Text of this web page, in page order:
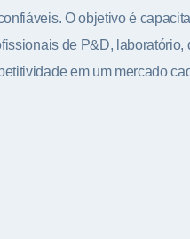
O objetivo é
de P&D,
em um mercado